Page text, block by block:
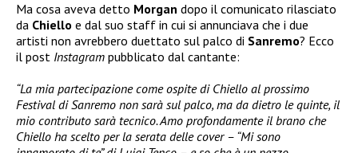
Ma cosa aveva detto Morgan dopo il comunicato rilasciato
da Chiello e dal suo staff in cui si annunciava che i due
artisti non avrebbero duettato sul palco di Sanremo? Ecco
il post Instagram pubblicato dal cantante:
“La mia partecipazione come ospite di Chiello al prossimo
Festival di Sanremo non sarà sul palco, ma da dietro le quinte, il
mio contributo sarà tecnico. Amo profondamente il brano che
Chiello ha scelto per la serata delle cover – “Mi sono